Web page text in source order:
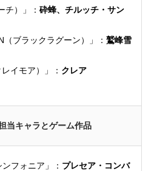
チ）」： 砕蜂、チルッチ・サン
ブラックラグーン）」： 鷲峰雪
イモア）」： クレア
当キャラとゲーム作品
フォニア」： プレセア・コンバ